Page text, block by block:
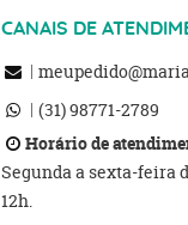
CANAIS DE
(31)98771-2789
Horário de
Segunda a sexta-feira
12h.